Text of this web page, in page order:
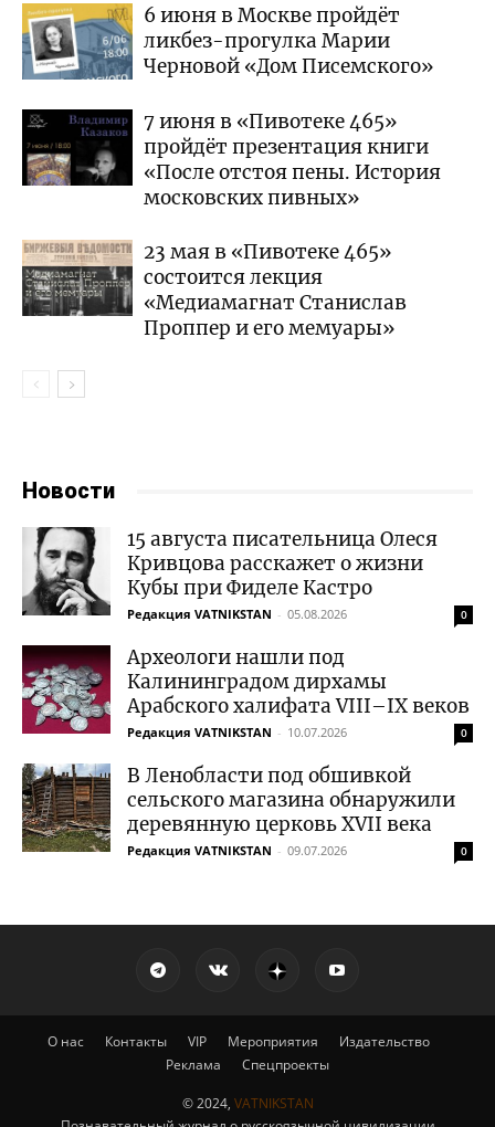
6 июня в Москве пройдёт
ликбез-прогулка Марии
Черновой «Дом Писемского»
7 июня в «Пивотеке 465»
пройдёт презентация книги
«После отстоя пены. История
московских пивных»
23 мая в «Пивотеке 465»
состоится лекция
«Медиамагнат Станислав
Проппер и его мемуары»
Новости
15 августа писательница Олеся
Кривцова расскажет о жизни
Кубы при Фиделе Кастро
Редакция VATNIKSTAN - 05.08.2026 0
Археологи нашли под
Калининградом дирхамы
Арабского халифата VIII–IX веков
Редакция VATNIKSTAN - 10.07.2026 0
В Ленобласти под обшивкой
сельского магазина обнаружили
деревянную церковь XVII века
Редакция VATNIKSTAN - 09.07.2026 0
О нас Контакты VIP Мероприятия
Издательство
Реклама
Спецпроекты
© 2024, VATNIKSTAN